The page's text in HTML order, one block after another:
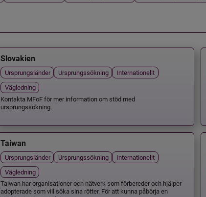
Slovakien
Ursprungsländer Ursprungssökning
Internationellt
Vägledning
Kontakta MFoF för mer information om stöd med
ursprungssökning.
Taiwan
Ursprungsländer Ursprungssökning
Internationellt
Vägledning
Taiwan har organisationer och nätverk som förbereder och hjälper
adopterade som vill söka sina rötter. För att kunna påbörja en